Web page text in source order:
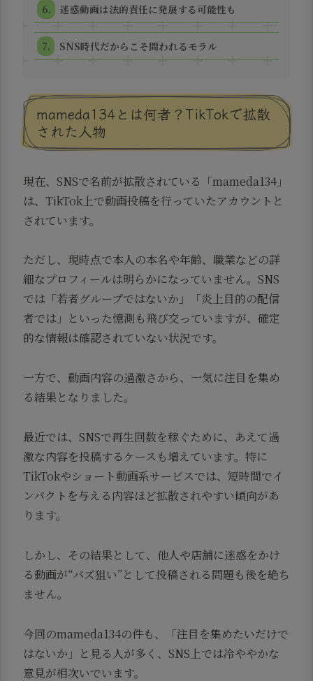
迷惑動画は法的責任に発展する可能性も
SNS時代だからこそ問われるモラル
mameda134とは何者？TikTokで拡散
された人物
現在、SNSで名前が拡散されている「mameda134」
は、TikTok上で動画投稿を行っていたアカウントと
されています。
ただし、現時点で本人の本名や年齢、職業などの詳
細なプロフィールは明らかになっていません。SNS
では「若者グループではないか」「炎上目的の配信
者では」といった憶測も飛び交っていますが、確定
的な情報は確認されていない状況です。
一方で、動画内容の過激さから、一気に注目を集め
る結果となりました。
最近では、SNSで再生回数を稼ぐために、あえて過
激な内容を投稿するケースも増えています。特に
TikTokやショート動画系サービスでは、短時間でイ
ンパクトを与える内容ほど拡散されやすい傾向があ
ります。
しかし、その結果として、他人や店舗に迷惑をかけ
る動画が“バズ狙い”として投稿される問題も後を絶ち
ません。
今回のmameda134の件も、「注目を集めたいだけで
はないか」と見る人が多く、SNS上では冷ややかな
意見が相次いでいます。